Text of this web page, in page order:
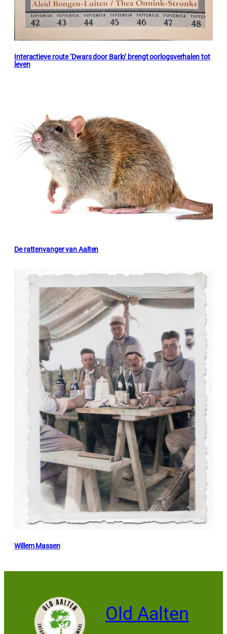
Interactieve route ‘Dwars door Barlo’ brengt oorlogsverhalen tot
leven
De rattenvanger van Aalten
Willem Massen
Old Aalten